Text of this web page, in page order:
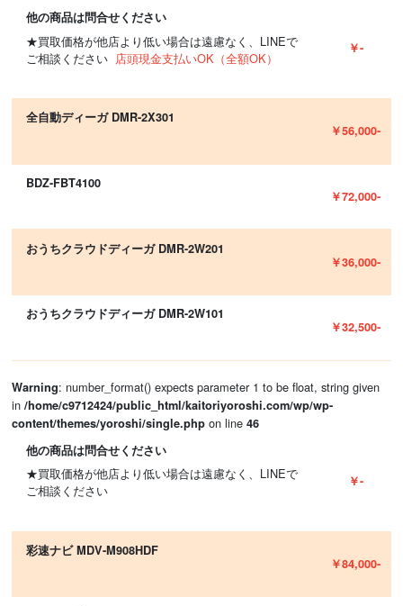
他の商品は問合せください
★買取価格が他店より低い場合は遠慮なく、LINEで
ご相談ください 店頭現金支払いOK（全額OK）
￥-
全自動ディーガ DMR-2X301
￥56,000-
BDZ-FBT4100
￥72,000-
おうちクラウドディーガ DMR-2W201
￥36,000-
おうちクラウドディーガ DMR-2W101
￥32,500-
Warning: number_format() expects parameter 1 to be float, string given
in /home/c9712424/public_html/kaitoriyoroshi.com/wp/wp-
content/themes/yoroshi/single.phpon line 46
他の商品は問合せください
★買取価格が他店より低い場合は遠慮なく、LINEで
ご相談ください
￥-
彩速ナビ MDV-M908HDF
￥84,000-